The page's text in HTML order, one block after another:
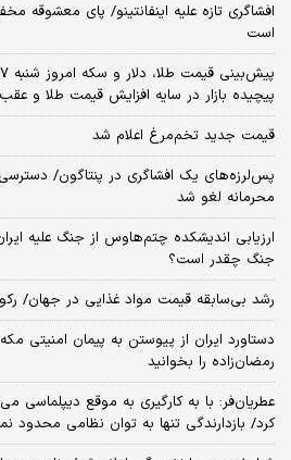
افشاگری تازه علیه اینفانتینو/ پای معشوقه
است
پیچیده بازار در سایه افزایش قیمت طلا و
قیمت جدید تخم‌مرغ اعلام شد
پس‌لرزه‌های یک افشاگری در پنتاگون/ دسترسی
محرمانه لغو شد
ارزیابی اندیشکده چتم‌هاوس از جنگ علیه
جنگ چقدر است؟
رشد بی‌سابقه قیمت مواد غذایی در جهان/ رکورد 3 ساله
دستاورد ایران از پیوستن به پیمان امنیتی
رمضان‌زاده را بخوانید
عطریان‌فر: با به کارگیری به موقع دیپلماسی
کرد/ بازدارندگی تنها به توان نظامی محدود